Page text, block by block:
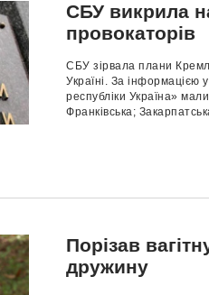
СБУ викрила
провокаторів
СБУ зірвала плани
Україні. За інформацією
республіки Україна»
Франківська;
Порізав
дружину